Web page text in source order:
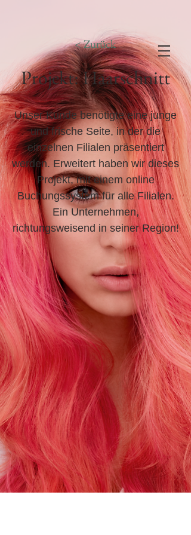
< Zurück
Projekt: Haarschnitt
Unser Kunde benötigte eine junge
und frische Seite, in der die
einzelnen Filialen präsentiert
werden. Erweitert haben wir dieses
Projekt, mit einem online
Buchungssystem für alle Filialen.
Ein Unternehmen,
richtungsweisend in seiner Region!